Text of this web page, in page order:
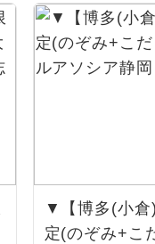
▼【博多(小倉
定(のぞみ+こ